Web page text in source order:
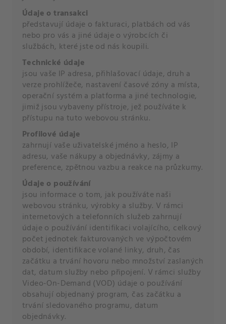
Údaje o transakci
představují údaje o fakturaci, platbách od vás
nebo pro vás a jiné údaje o výrobcích či
službách, které jste od nás koupili.
Technické údaje
jsou vaše IP adresa, přihlašovací údaje, druh a
verze prohlížeče, nastavení časové zóny a místa,
operační systém a platforma a jiné technologie,
jimiž jsou vybaveny přístroje, jež používáte k
přístupu na tuto webovou stránku.
Profilové údaje
zahrnují vaše uživatelské jméno a heslo, IP
adresu, vaše nákupy a objednávky, zájmy a
preference, zpětnou vazbu a reakce na průzkumy.
Údaje o používání
jsou informace o tom, jak používáte naši
webovou stránku, výrobky a služby. V rámci
internetových a telefonních služeb zahrnují
údaje o používání identifikaci volajícího, celkový
počet jednotek fakturovaných ve výpočtovém
období, identifikace volané linky, druh, čas
začátku a trvání hovoru nebo množství zaslaných
dat, datum služby nebo připojení. V rámci služby
Video-On-Demand (VOD) údaje o používání
obsahují objednaný program, čas začátku a
trvání sledovaného programu, datum
objednávky.